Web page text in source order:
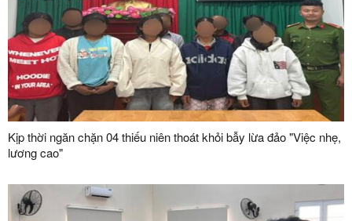
Kịp thời ngăn chặn 04 thiếu niên thoát khỏi bẫy lừa đảo "Việc nhẹ,
lương cao"